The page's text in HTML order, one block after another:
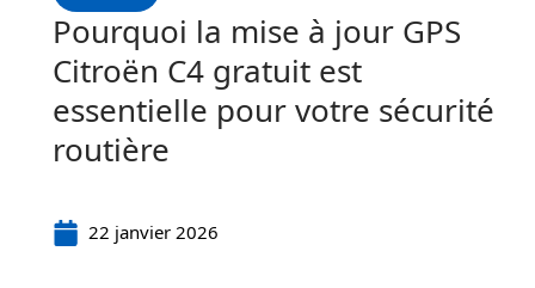
Pourquoi la mise à jour GPS
Citroën C4 gratuit est
essentielle pour votre sécurité
routière
22 janvier 2026